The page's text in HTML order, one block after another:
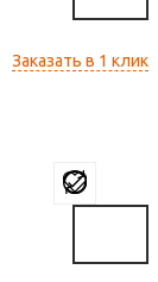
Заказать в 1 клик